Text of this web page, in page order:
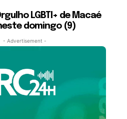
LGBTI+ de Macaé
domingo (9)
- Advertisement -